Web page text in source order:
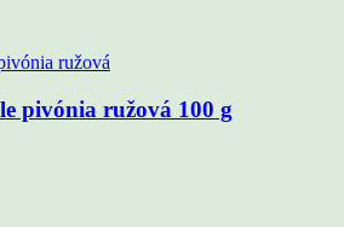
pivónia ružová 100 g